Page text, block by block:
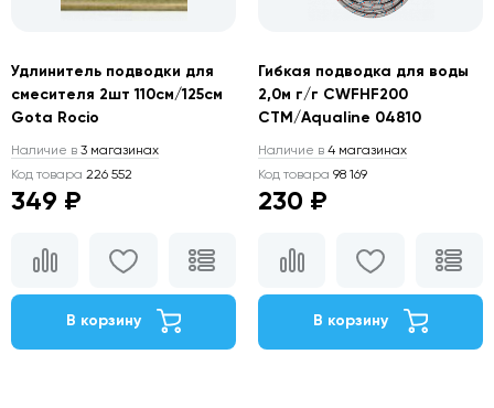
Удлинитель подводки для
смесителя 2шт 110см/125см
Gota Rocio
Наличие в 3 магазинах
Код товара 226 552
349 ₽
В корзину
Гибкая подводка для воды
2,0м г/г CWFHF200
CTM/Aqualine 04810
Наличие в 4 магазинах
Код товара 98 169
230 ₽
В корзину